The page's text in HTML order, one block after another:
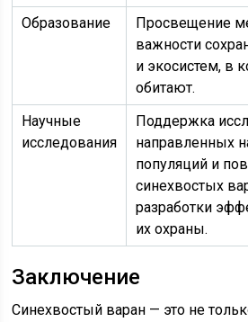
Образование
Просвещение
важности
и экосистем, в
обитают.
Научные
исследования
Поддержка
направленных
популяций и
синехвостых
разработки
их охраны.
Заключение
Синехвостый варан — это не